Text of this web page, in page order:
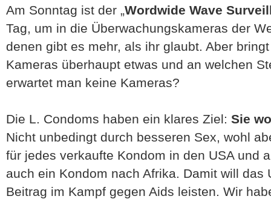
Am Sonntag ist der „Wordwide Wave
Tag, um in die Überwachungskameras der
denen gibt es mehr, als ihr glaubt. Aber
Kameras überhaupt etwas und an welchen
erwartet man keine Kameras?
Die L. Condoms haben ein klares Ziel: Sie
Nicht unbedingt durch besseren Sex, wohl
für jedes verkaufte Kondom in den USA und
auch ein Kondom nach Afrika. Damit will das
Beitrag im Kampf gegen Aids leisten. Wir